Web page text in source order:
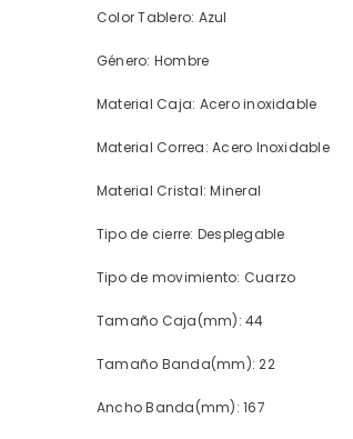
Color Tablero: Azul
Género: Hombre
Material Caja: Acero inoxidable
Material Correa: Acero Inoxidable
Material Cristal: Mineral
Tipo de cierre: Desplegable
Tipo de movimiento: Cuarzo
Tamaño Caja(mm): 44
Tamaño Banda(mm): 22
Ancho Banda(mm): 167